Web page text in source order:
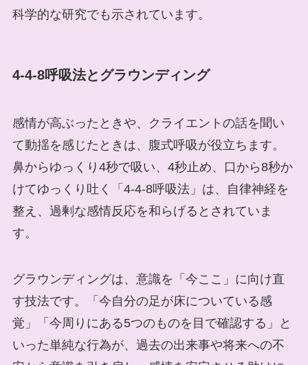
科学的な研究でも示されています。
4-4-8呼吸法とグラウンディング
感情が高ぶったときや、クライエントの話を聞い
て動揺を感じたときは、腹式呼吸が役立ちます。
鼻からゆっくり4秒で吸い、4秒止め、口から8秒か
けてゆっくり吐く「4-4-8呼吸法」は、自律神経を
整え、過剰な感情反応を和らげるとされていま
す。
グラウンディングは、意識を「今ここ」に向け直
す技法です。「今自分の足が床についている感
覚」「今周りにある5つのものを目で確認する」と
いった単純な行為が、過去の出来事や将来への不